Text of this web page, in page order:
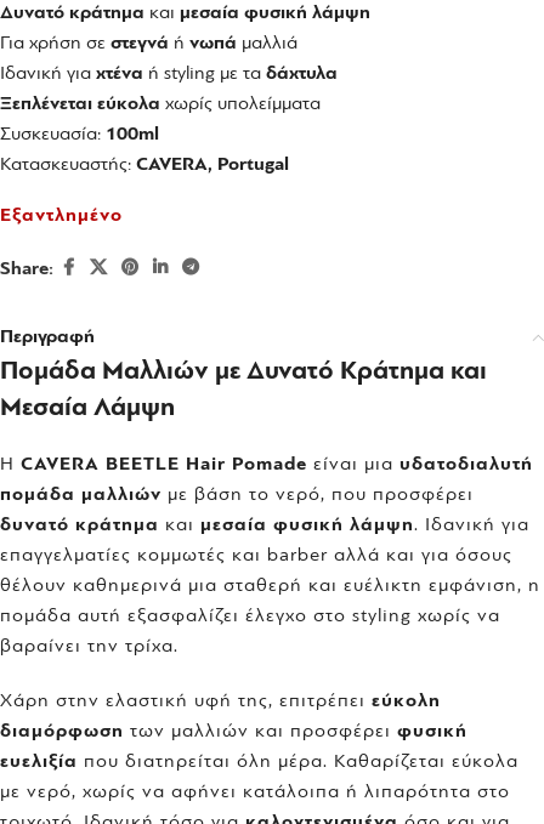
Δυνατό κράτημα και μεσαία φυσική λάμψη
Για χρήση σε στεγνά ή νωπά μαλλιά
Ιδανική για χτένα ή styling με τα δάχτυλα
Ξεπλένεται εύκολα χωρίς υπολείμματα
Συσκευασία: 100ml
Κατασκευαστής: CAVERA, Portugal
Εξαντλημένο
Share:
Περιγραφή
Πομάδα Μαλλιών με Δυνατό Κράτημα και
Μεσαία Λάμψη
Η CAVERA BEETLE Hair Pomade είναι μια υδατοδιαλυτή
πομάδα μαλλιών με βάση το νερό, που προσφέρει
δυνατό κράτημα και μεσαία φυσική λάμψη. Ιδανική για
επαγγελματίες κομμωτές και barber αλλά και για όσους
θέλουν καθημερινά μια σταθερή και ευέλικτη εμφάνιση, η
πομάδα αυτή εξασφαλίζει έλεγχο στο styling χωρίς να
βαραίνει την τρίχα.
Χάρη στην ελαστική υφή της, επιτρέπει εύκολη
διαμόρφωση των μαλλιών και προσφέρει φυσική
ευελιξία που διατηρείται όλη μέρα. Καθαρίζεται εύκολα
με νερό, χωρίς να αφήνει κατάλοιπα ή λιπαρότητα στο